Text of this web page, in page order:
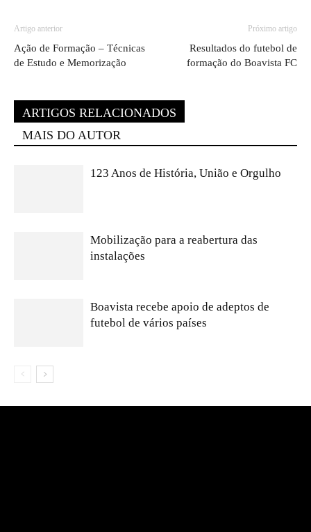
Artigo anterior
Ação de Formação – Técnicas
de Estudo e Memorização
Próximo artigo
Resultados do futebol de
formação do Boavista FC
ARTIGOS RELACIONADOS
MAIS DO AUTOR
123 Anos de História, União e Orgulho
Mobilização para a reabertura das
instalações
Boavista recebe apoio de adeptos de
futebol de vários países